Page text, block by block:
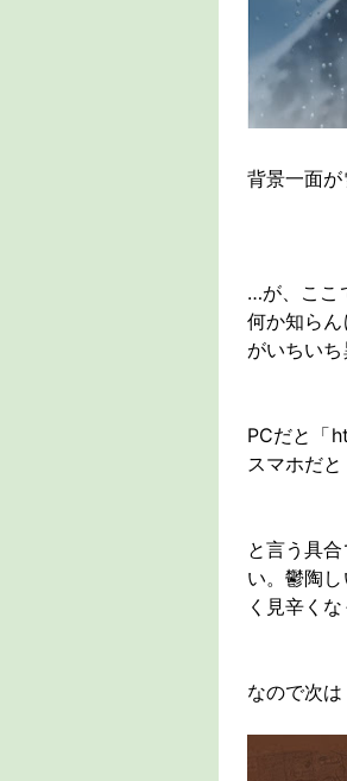
背景一面が
…が、ここ
何か知ら
がいちい
PCだと「
スマホだ
と言う具
い。鬱陶
く見辛く
なので次は